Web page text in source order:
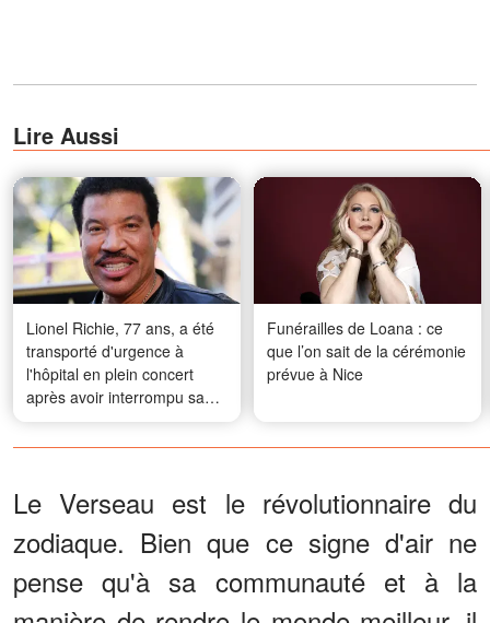
Lire Aussi
Lionel Richie, 77 ans, a été
transporté d'urgence à
l'hôpital en plein concert
après avoir interrompu sa
prestation — Les fans
réagissent
Funérailles de Loana : ce
que l’on sait de la cérémonie
prévue à Nice
Le Verseau est le révolutionnaire du
zodiaque. Bien que ce signe d'air ne
pense qu'à sa communauté et à la